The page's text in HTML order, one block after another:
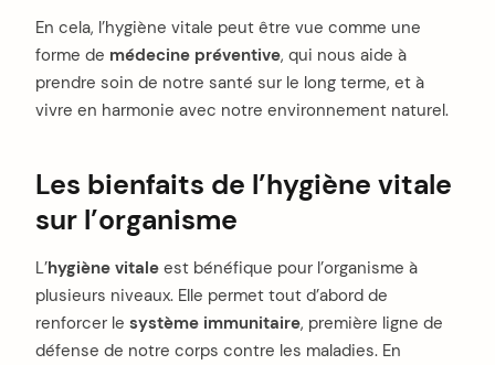
En cela, l’hygiène vitale peut être vue comme une
forme de médecine préventive, qui nous aide à
prendre soin de notre santé sur le long terme, et à
vivre en harmonie avec notre environnement naturel.
Les bienfaits de l’hygiène vitale
sur l’organisme
L’hygiène vitale est bénéfique pour l’organisme à
plusieurs niveaux. Elle permet tout d’abord de
renforcer le système immunitaire, première ligne de
défense de notre corps contre les maladies. En